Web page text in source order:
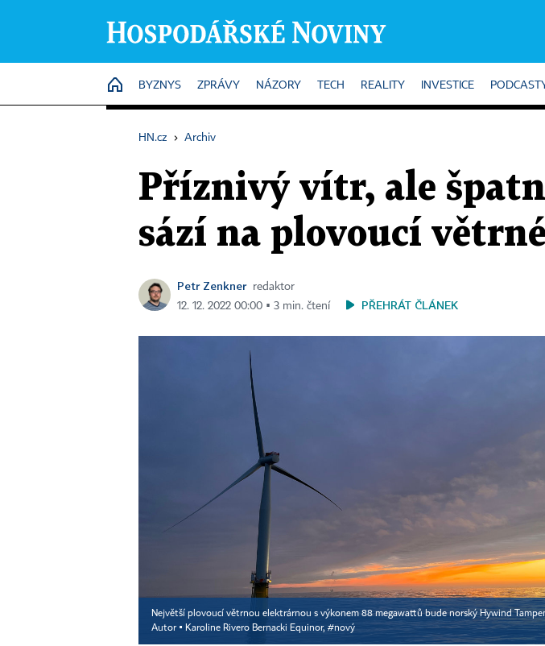
HOME
BYZNYS ZPRÁVY NÁZORY TECH REALITY INVESTICE
HN.cz › Archiv
Příznivý vítr, ale
sází na plovoucí
Petr Zenkner
redaktor
12. 12. 2022 00:00 ▪ 3 min. čtení
PŘEHRÁT ČLÁNEK
Největší plovoucí větrnou elektrárnou s výkonem 88 megawattů bude norský Hywind
Autor ▪ Karoline Rivero Bernacki Equinor, #nový